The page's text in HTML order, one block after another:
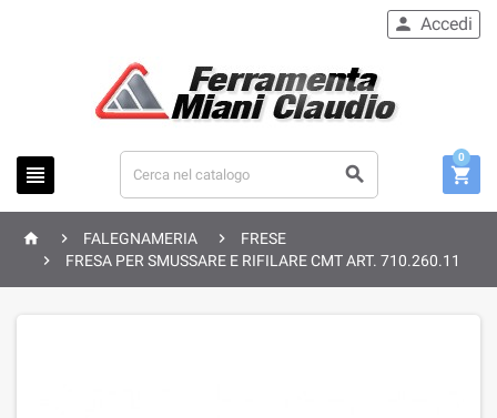
 
 Accedi

0
  FALEGNAMERIA 
FRESE

FRESA PER SMUSSARE E RIFILARE CMT ART. 710.260.11